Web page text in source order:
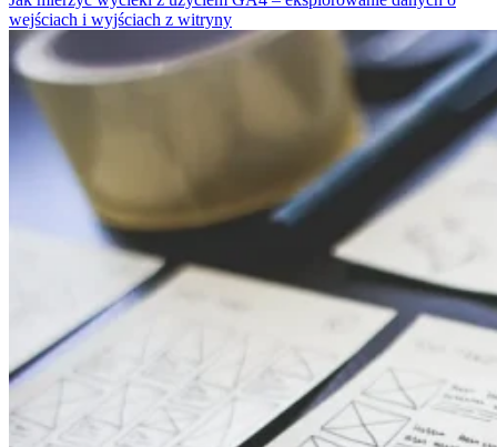
wejściach i wyjściach z witryny